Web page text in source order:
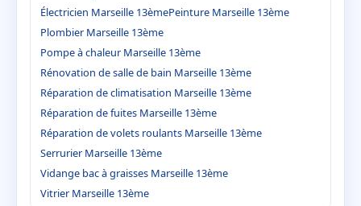
Électricien Marseille 13èmePeinture Marseille 13ème
Plombier Marseille 13ème
Pompe à chaleur Marseille 13ème
Rénovation de salle de bain Marseille 13ème
Réparation de climatisation Marseille 13ème
Réparation de fuites Marseille 13ème
Réparation de volets roulants Marseille 13ème
Serrurier Marseille 13ème
Vidange bac à graisses Marseille 13ème
Vitrier Marseille 13ème